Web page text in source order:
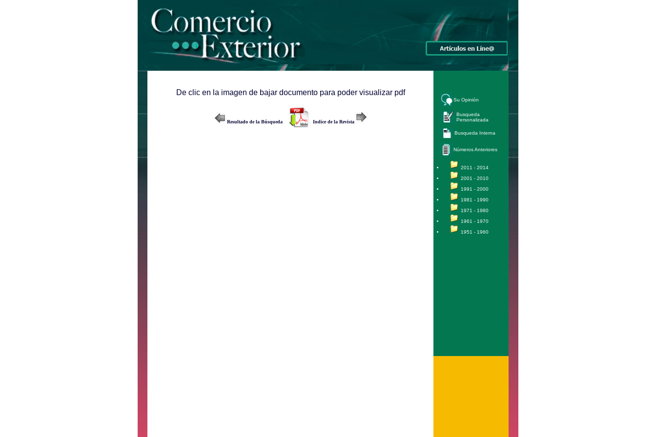
De clic en la imagen de bajar documento para poder visualizar pdf
Resultado de la Búsqueda Indice de la Revista
Su Opinión
Busqueda
Personalizada
Busqueda Interna
Números Anteriores
2011 - 2014
2001 - 2010
1991 - 2000
1981 - 1990
1971 - 1980
1961 - 1970
1951 - 1960